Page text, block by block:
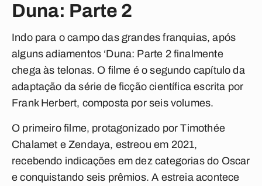
Duna: Parte 2
Indo para o campo das grandes franquias, após
alguns adiamentos ‘Duna: Parte 2 finalmente
chega às telonas. O filme é o segundo capítulo da
adaptação da série de ficção científica escrita por
Frank Herbert, composta por seis volumes.
O primeiro filme, protagonizado por Timothée
Chalamet e Zendaya, estreou em 2021,
recebendo indicações em dez categorias do Oscar
e conquistando seis prêmios. A estreia acontece